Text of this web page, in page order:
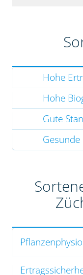
Hohe
Hohe
Gute
Gesunde